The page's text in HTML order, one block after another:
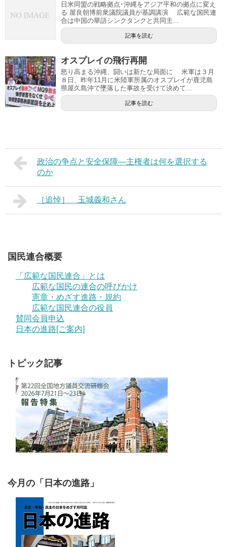
日米同盟の戦略拠点･沖縄をアジア平和の拠点に変え
る 屋良朝博前衆議院議員が基調講演 広範な国民連
合は中国の華語シンクタンクと共同主...
記事を読む
オスプレイの飛行再開
怒り高まる沖縄、闘いは新たな局面に 米軍は３月
８日、昨年11月に米陸軍所属のオスプレイが鹿児島
県屋久島沖で墜落した事故を受けて決めて...
記事を読む
政治の争点と安全保障―主権者は何を選択する
のか
［追悼］ 玉城義和さん
国民連合概要
「広範な国民連合」とは
広範な国民の連合の呼びかけ
憲章・めざす進路・規約
広範な国民連合の役員
賛同会員申込
日本の進路[ご案内]
トピック記事
今月の「日本の進路」